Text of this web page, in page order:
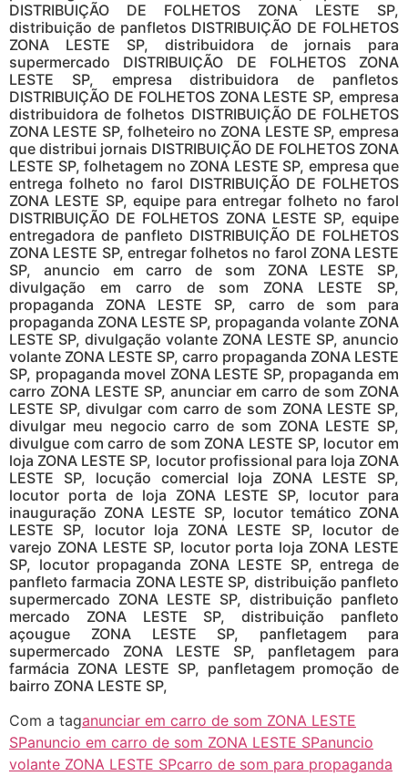
DISTRIBUIÇÃO DE FOLHETOS ZONA LESTE SP,
distribuição de panfletos DISTRIBUIÇÃO DE FOLHETOS
ZONA LESTE SP, distribuidora de jornais para
supermercado DISTRIBUIÇÃO DE FOLHETOS ZONA
LESTE SP, empresa distribuidora de panfletos
DISTRIBUIÇÃO DE FOLHETOS ZONA LESTE SP, empresa
distribuidora de folhetos DISTRIBUIÇÃO DE FOLHETOS
ZONA LESTE SP, folheteiro no ZONA LESTE SP, empresa
que distribui jornais DISTRIBUIÇÃO DE FOLHETOS ZONA
LESTE SP, folhetagem no ZONA LESTE SP, empresa que
entrega folheto no farol DISTRIBUIÇÃO DE FOLHETOS
ZONA LESTE SP, equipe para entregar folheto no farol
DISTRIBUIÇÃO DE FOLHETOS ZONA LESTE SP, equipe
entregadora de panfleto DISTRIBUIÇÃO DE FOLHETOS
ZONA LESTE SP, entregar folhetos no farol ZONA LESTE
SP, anuncio em carro de som ZONA LESTE SP,
divulgação em carro de som ZONA LESTE SP,
propaganda ZONA LESTE SP, carro de som para
propaganda ZONA LESTE SP, propaganda volante ZONA
LESTE SP, divulgação volante ZONA LESTE SP, anuncio
volante ZONA LESTE SP, carro propaganda ZONA LESTE
SP, propaganda movel ZONA LESTE SP, propaganda em
carro ZONA LESTE SP, anunciar em carro de som ZONA
LESTE SP, divulgar com carro de som ZONA LESTE SP,
divulgar meu negocio carro de som ZONA LESTE SP,
divulgue com carro de som ZONA LESTE SP, locutor em
loja ZONA LESTE SP, locutor profissional para loja ZONA
LESTE SP, locução comercial loja ZONA LESTE SP,
locutor porta de loja ZONA LESTE SP, locutor para
inauguração ZONA LESTE SP, locutor temático ZONA
LESTE SP, locutor loja ZONA LESTE SP, locutor de
varejo ZONA LESTE SP, locutor porta loja ZONA LESTE
SP, locutor propaganda ZONA LESTE SP, entrega de
panfleto farmacia ZONA LESTE SP, distribuição panfleto
supermercado ZONA LESTE SP, distribuição panfleto
mercado ZONA LESTE SP, distribuição panfleto
açougue ZONA LESTE SP, panfletagem para
supermercado ZONA LESTE SP, panfletagem para
farmácia ZONA LESTE SP, panfletagem promoção de
bairro ZONA LESTE SP,
Com a taganunciar em carro de som ZONA LESTE
SPanuncio em carro de som ZONA LESTE SPanuncio
volante ZONA LESTE SPcarro de som para propaganda